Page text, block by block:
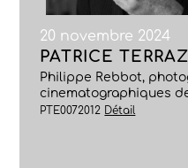
20 novembre 2024
PATRICE TERRAZ
Philippe Rebbot,
cinematographiques
PTE0072012 Détail